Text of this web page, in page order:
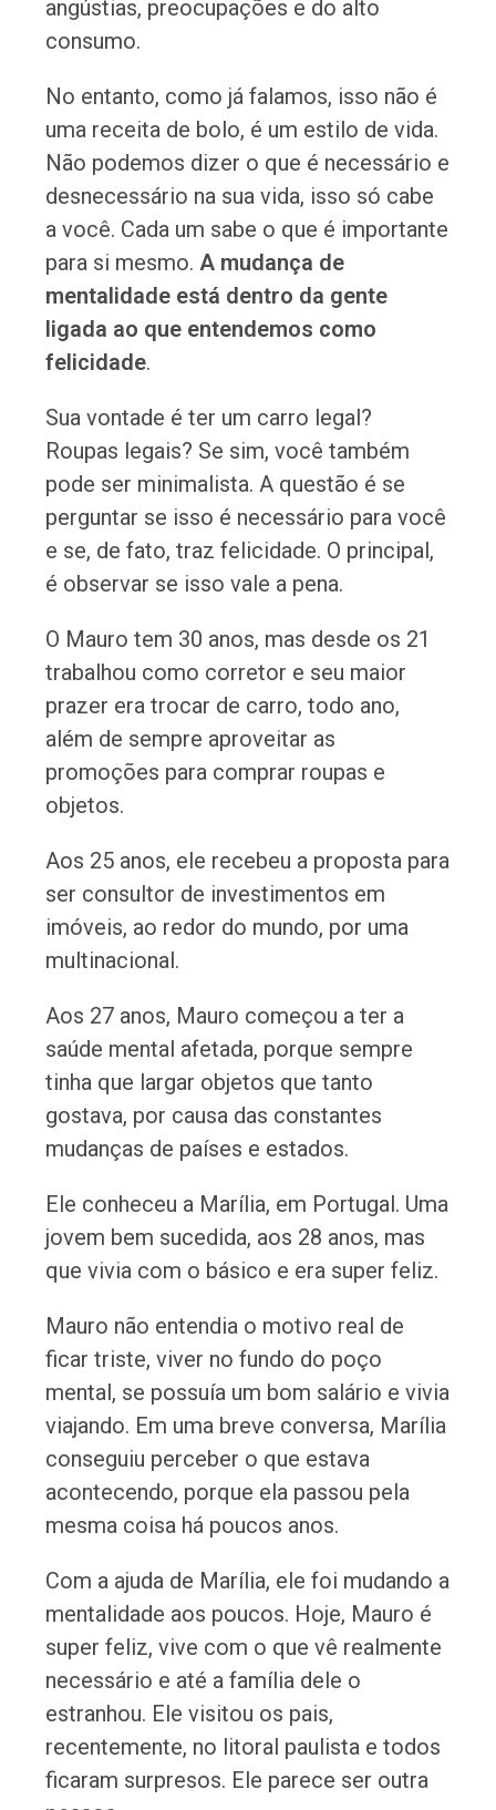
angústias, preocupações e do alto
consumo.
No entanto, como já falamos, isso não é
uma receita de bolo, é um estilo de vida.
Não podemos dizer o que é necessário e
desnecessário na sua vida, isso só cabe
a você. Cada um sabe o que é importante
para si mesmo.A mudança de
mentalidade está dentro da gente
ligada ao que entendemos como
felicidade.
Sua vontade é ter um carro legal?
Roupas legais? Se sim, você também
pode ser minimalista. A questão é se
perguntar se isso é necessário para você
e se, de fato, traz felicidade. O principal,
é observar se isso vale a pena.
O Mauro tem 30 anos, mas desde os 21
trabalhou como corretor e seu maior
prazer era trocar de carro, todo ano,
além de sempre aproveitar as
promoções para comprar roupas e
objetos.
Aos 25 anos, ele recebeu a proposta para
ser consultor de investimentos em
imóveis, ao redor do mundo, por uma
multinacional.
Aos 27 anos, Mauro começou a ter a
saúde mental afetada, porque sempre
tinha que largar objetos que tanto
gostava, por causa das constantes
mudanças de países e estados.
Ele conheceu a Marília, em Portugal. Uma
jovem bem sucedida, aos 28 anos, mas
que vivia com o básico e era super feliz.
Mauro não entendia o motivo real de
ficar triste, viver no fundo do poço
mental, se possuía um bom salário e vivia
viajando. Em uma breve conversa, Marília
conseguiu perceber o que estava
acontecendo, porque ela passou pela
mesma coisa há poucos anos.
Com a ajuda de Marília, ele foi mudando a
mentalidade aos poucos. Hoje, Mauro é
super feliz, vive com o que vê realmente
necessário e até a família dele o
estranhou. Ele visitou os pais,
recentemente, no litoral paulista e todos
ficaram surpresos. Ele parece ser outra